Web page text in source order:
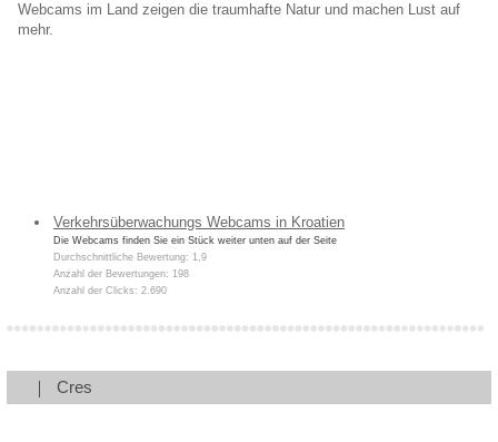
Webcams im Land zeigen die traumhafte Natur und machen Lust auf
mehr.
Verkehrsüberwachungs Webcams in Kroatien
Die Webcams finden Sie ein Stück weiter unten auf der Seite
Durchschnittliche Bewertung: 1,9
Anzahl der Bewertungen: 198
Anzahl der Clicks: 2.690
Cres